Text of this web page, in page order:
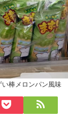
い棒メロンパン風味